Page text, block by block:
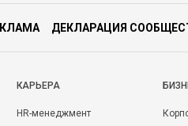
ДЕКЛАРАЦИЯ
КАРЬЕРА
HR-менеджмент